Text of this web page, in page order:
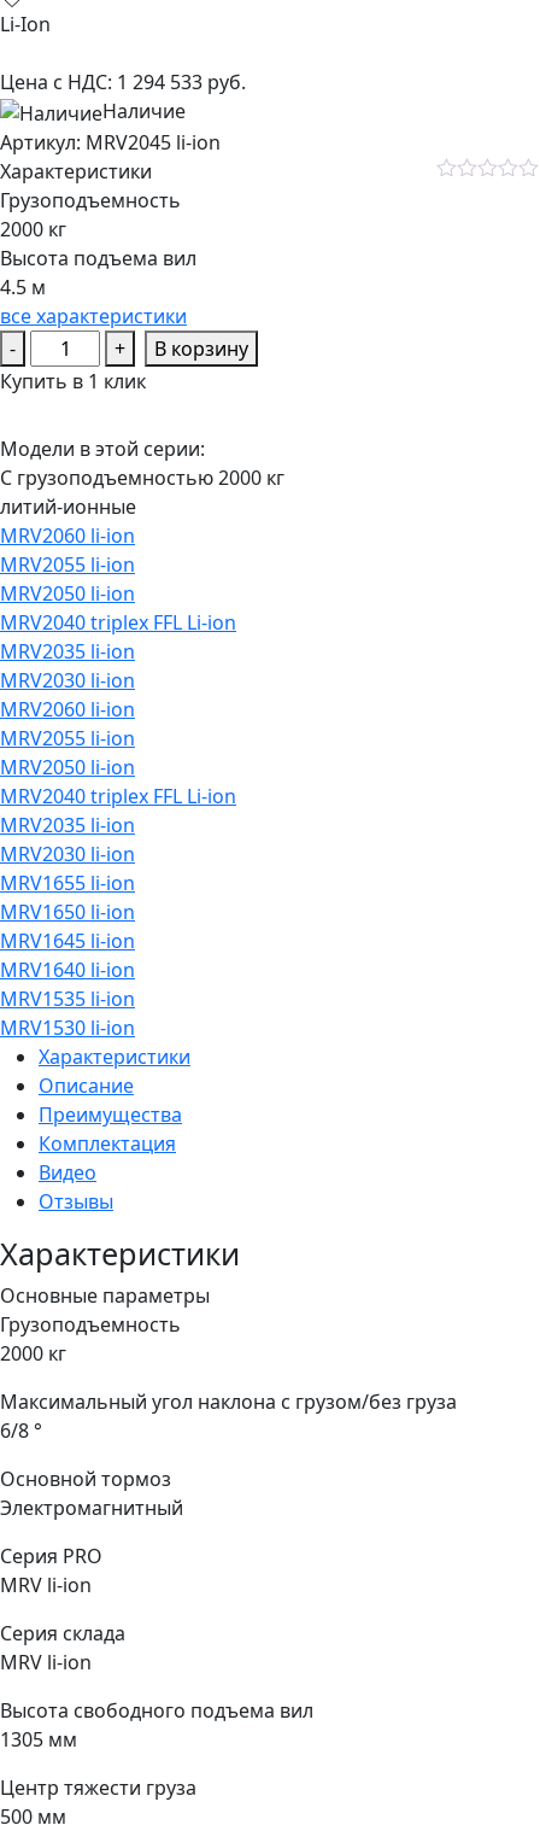
Li-Ion
Цена с НДС: 1 294 533 руб.
Наличие
Aртикул: MRV2045 li-ion
Характеристики
Грузоподъемность
2000 кг
Высота подъема вил
4.5 м
все характеристики
-
Количество
товара
выдвижной
мачтой
PROLIFT
PRO
MRV
2045
li-
ion
+
В корзину
Купить в 1 клик
Модели в этой серии:
С грузоподъемностью 2000 кг
литий-ионные
MRV2060 li-ion
MRV2055 li-ion
MRV2050 li-ion
MRV2040 triplex FFL Li-ion
MRV2035 li-ion
MRV2030 li-ion
MRV2060 li-ion
MRV2055 li-ion
MRV2050 li-ion
MRV2040 triplex FFL Li-ion
MRV2035 li-ion
MRV2030 li-ion
MRV1655 li-ion
MRV1650 li-ion
MRV1645 li-ion
MRV1640 li-ion
MRV1535 li-ion
MRV1530 li-ion
Характеристики
Описание
Преимущества
Комплектация
Видео
Отзывы
Характеристики
Основные параметры
Грузоподъемность
2000 кг
Максимальный угол наклона с грузом/без груза
6/8 °
Основной тормоз
Электромагнитный
Серия PRO
MRV li-ion
Серия склада
MRV li-ion
Высота свободного подъема вил
1305 мм
Центр тяжести груза
500 мм